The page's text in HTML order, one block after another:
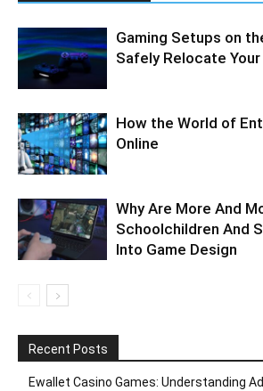
Gaming Setups on
Safely Relocate Your
How the World of
Online
Why Are More And
Schoolchildren And
Into Game Design
Recent Posts
Ewallet Casino Games: Understanding